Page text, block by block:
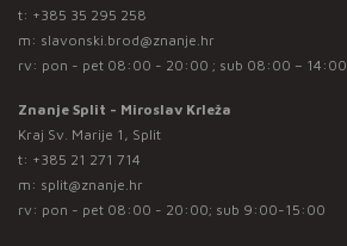
t: +385 35 295 258
m: slavonski.brod@znanje.hr
rv: pon - pet 08:00 - 20:00 ; sub 08:00 – 14:00
Znanje Split - Miroslav Krleža
Kraj Sv. Marije 1, Split
t: +385 21 271 714
m: split@znanje.hr
rv: pon - pet 08:00 - 20:00; sub 9:00-15:00